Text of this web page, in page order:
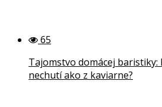
65
Tajomstvo domácej baristiky:
nechutí ako z kaviarne?